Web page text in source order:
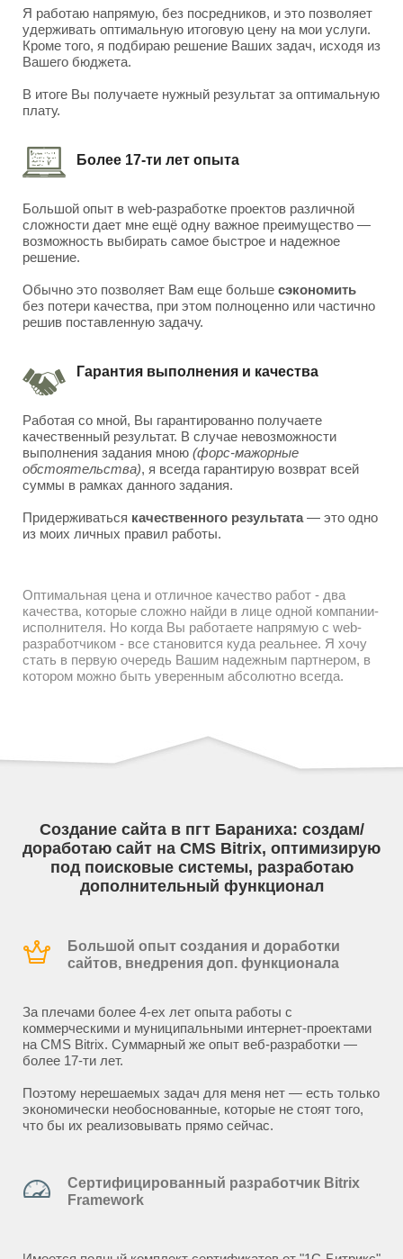
Я работаю напрямую, без посредников, и это позволяет
удерживать оптимальную итоговую цену на мои услуги.
Кроме того, я подбираю решение Ваших задач, исходя из
Вашего бюджета.
В итоге Вы получаете нужный результат за оптимальную
плату.
Более 17-ти лет опыта
Большой опыт в web-разработке проектов различной
сложности дает мне ещё одну важное преимущество —
возможность выбирать самое быстрое и надежное
решение.
Обычно это позволяет Вам еще больше сэкономить
без потери качества, при этом полноценно или частично
решив поставленную задачу.
Гарантия выполнения и качества
Работая со мной, Вы гарантированно получаете
качественный результат. В случае невозможности
выполнения задания мною (форс-мажорные
обстоятельства), я всегда гарантирую возврат всей
суммы в рамках данного задания.
Придерживаться качественного результата— это одно
из моих личных правил работы.
Оптимальная цена и отличное качество работ - два
качества, которые сложно найди в лице одной компании-
исполнителя. Но когда Вы работаете напрямую с web-
разработчиком - все становится куда реальнее. Я хочу
стать в первую очередь Вашим надежным партнером, в
котором можно быть уверенным абсолютно всегда.
Создание сайта в пгт Бараниха: создам/
доработаю сайт на CMS Bitrix, оптимизирую
под поисковые системы, разработаю
дополнительный функционал
Большой опыт создания и доработки
сайтов, внедрения доп. функционала
За плечами более 4-ех лет опыта работы с
коммерческими и муниципальными интернет-проектами
на CMS Bitrix. Суммарный же опыт веб-разработки —
более 17-ти лет.
Поэтому нерешаемых задач для меня нет — есть только
экономически необоснованные, которые не стоят того,
что бы их реализовывать прямо сейчас.
Сертифицированный разработчик Bitrix
Framework